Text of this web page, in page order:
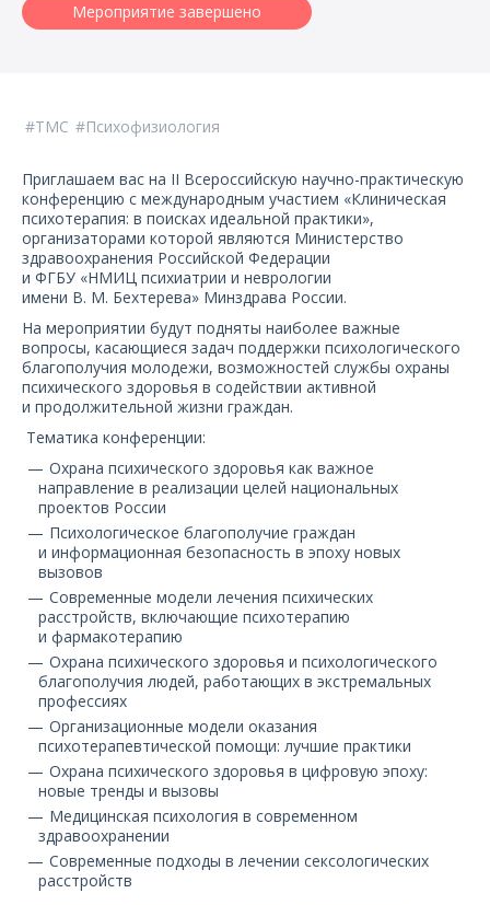
Дилеры
Карьера
Мероприятие завершено
ТМС Психофизиология
Приглашаем вас на II Всероссийскую научно-практическую
конференцию с международным участием «Клиническая
психотерапия: в поисках идеальной практики»,
организаторами которой являются Министерство
здравоохранения Российской Федерации
и ФГБУ «НМИЦ психиатрии и неврологии
имени В. М. Бехтерева» Минздрава России.
На мероприятии будут подняты наиболее важные
вопросы, касающиеся задач поддержки психологического
благополучия молодежи, возможностей службы охраны
психического здоровья в содействии активной
и продолжительной жизни граждан.
Тематика конференции:
Охрана психического здоровья как важное
направление в реализации целей национальных
проектов России
Психологическое благополучие граждан
и информационная безопасность в эпоху новых
вызовов
Современные модели лечения психических
расстройств, включающие психотерапию
и фармакотерапию
Охрана психического здоровья и психологического
благополучия людей, работающих в экстремальных
профессиях
Организационные модели оказания
психотерапевтической помощи: лучшие практики
Охрана психического здоровья в цифровую эпоху:
новые тренды и вызовы
Медицинская психология в современном
здравоохранении
Современные подходы в лечении сексологических
расстройств